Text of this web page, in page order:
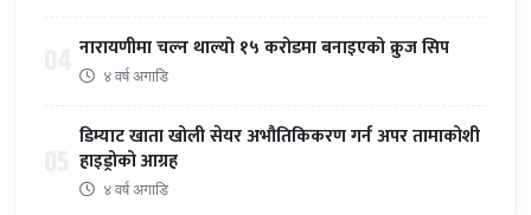
नारायणीमा चल्न थाल्यो १५ करोडमा बनाइएको क्रुज सिप
४ वर्ष अगाडि
डिम्याट खाता खोली सेयर अभौतिकिकरण गर्न अपर तामाकोशी
हाइड्रोको आग्रह
४ वर्ष अगाडि